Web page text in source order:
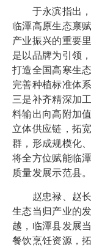
于永滨指出，
临潭高原生态禀
产业振兴的重要
是以品牌为引领
打造全国高寒生
完善种植标准体
三是补齐精深加
料输出向高附加
立体供应链，拓
群，形成规模化
将全方位赋能临
质量发展示范县。
赵忠禄、赵长
生态当归产业的
越，临潭县发展
餐饮烹饪资源，